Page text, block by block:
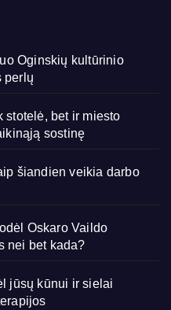
Oginskių kultūrinio
perlų
stotelė, bet ir miesto
sostinę
šiandien veikia darbo
Oskaro Vaildo
nei bet kada?
jūsų kūnui ir sielai